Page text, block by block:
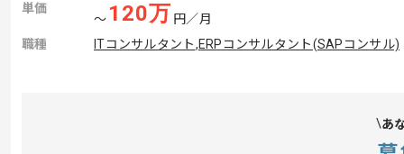
単価
〜 120万 円／月
職種
ITコンサルタント,ERPコンサルタント(SAPコンサル)
あ